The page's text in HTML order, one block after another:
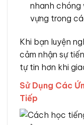
nhanh chóng
vựng trong
Khi bạn luyện
cảm nhận sự
tự tin hơn khi
Sử Dụng Các
Tiếp